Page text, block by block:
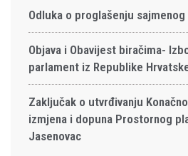
Odluka o proglašenju sajmenog
Objava i Obavijest biračima-
parlament iz Republike
Zaključak o utvrđivanju
izmjena i dopuna Prostornog
Jasenovac